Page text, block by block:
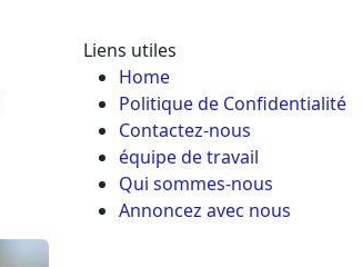
Liens utiles
Home
Politique de Confidentialité
Contactez-nous
équipe de travail
Qui sommes-nous
Annoncez avec nous